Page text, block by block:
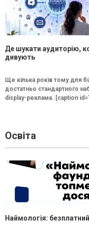
Де шукати аудиторію,
дивують
Ще кілька років тому для
достатньо стандартного
display-реклама. [caption
Освіта
Наймологія: